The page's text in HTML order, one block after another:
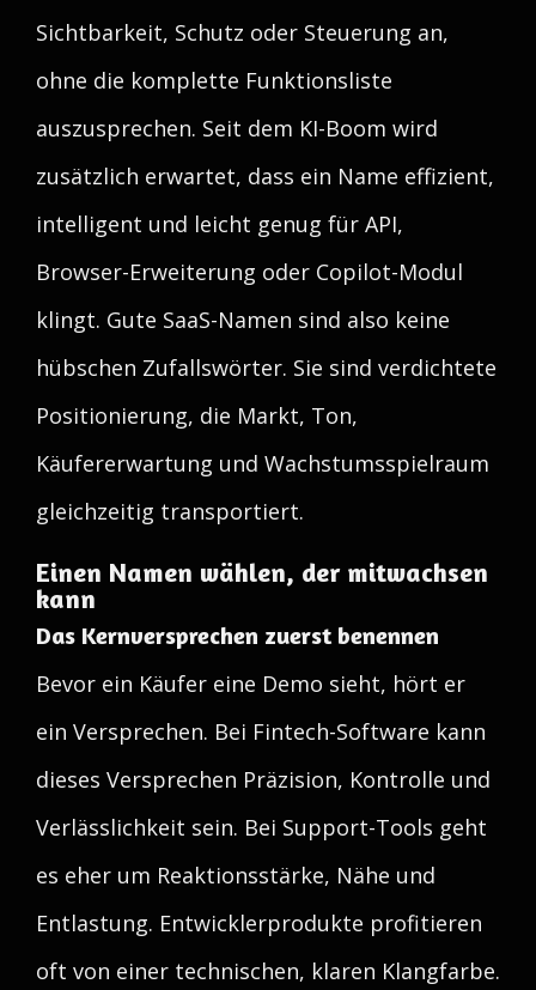
Sichtbarkeit, Schutz oder Steuerung an,
ohne die komplette Funktionsliste
auszusprechen. Seit dem KI-Boom wird
zusätzlich erwartet, dass ein Name effizient,
intelligent und leicht genug für API,
Browser-Erweiterung oder Copilot-Modul
klingt. Gute SaaS-Namen sind also keine
hübschen Zufallswörter. Sie sind verdichtete
Positionierung, die Markt, Ton,
Käufererwartung und Wachstumsspielraum
gleichzeitig transportiert.
Einen Namen wählen, der mitwachsen
kann
Das Kernversprechen zuerst benennen
Bevor ein Käufer eine Demo sieht, hört er
ein Versprechen. Bei Fintech-Software kann
dieses Versprechen Präzision, Kontrolle und
Verlässlichkeit sein. Bei Support-Tools geht
es eher um Reaktionsstärke, Nähe und
Entlastung. Entwicklerprodukte profitieren
oft von einer technischen, klaren Klangfarbe.